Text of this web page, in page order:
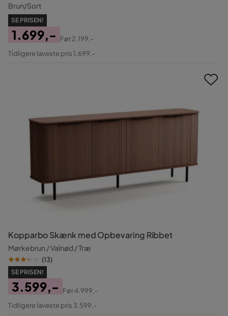
Brun/Sort
SE PRISEN!
Pris
1.699,-
Original
Før2.199,-
Tidligere laveste pris 1.699,-
Kopparbo Skænk med Opbevaring Ribbet
Mørkebrun / Valnød / Træ
(13)
SE PRISEN!
Pris
3.599,-
Original
Før4.999,-
Tidligere laveste pris 3.599,-